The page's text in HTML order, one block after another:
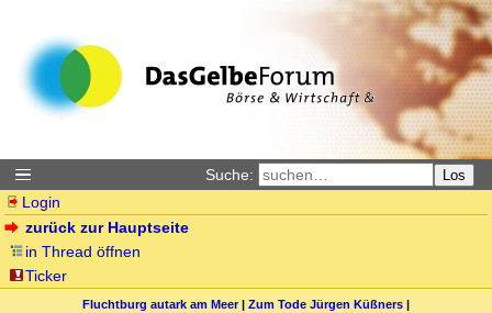
Suche: Los
Login
zurück zur Hauptseite
in Thread öffnen
Ticker
Fluchtburg autark am Meer| Zum Tode Jürgen Küßners |